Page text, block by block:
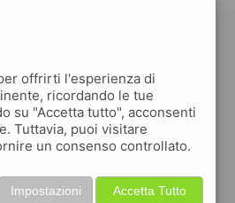
offrirti l'esperienza di
ricordando le tue
su "Accetta tutto", acconsenti
Tuttavia, puoi visitare
un consenso controllato.
Accetta Tutto
Impostazioni